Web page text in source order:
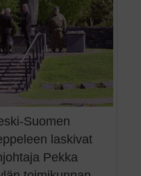
Suomen
laskivat
Pekka